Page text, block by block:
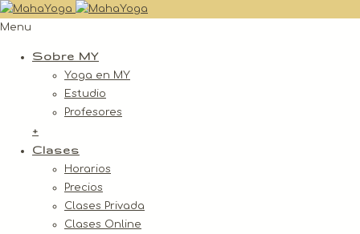
Menu
Sobre MY
Yoga en MY
Estudio
Profesores
+
Clases
Horarios
Precios
Clases Privada
Clases Online